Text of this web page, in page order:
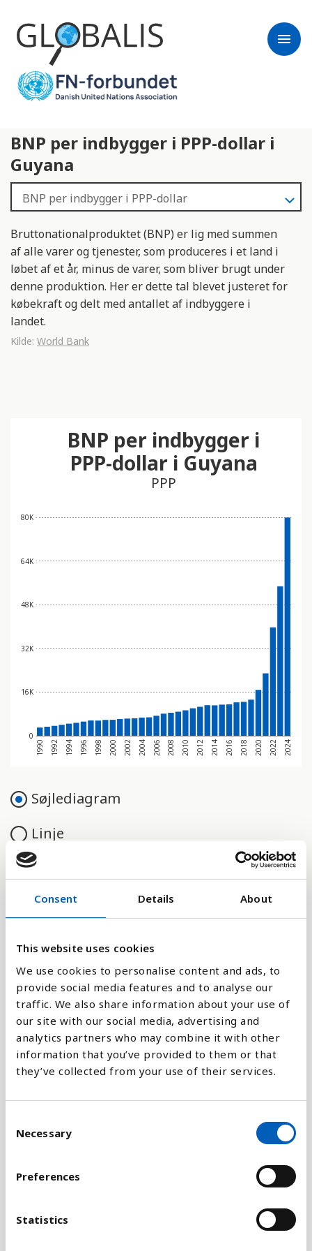
Consent Details About
This website uses cookies
We use cookies to personalise content and ads, to
provide social media features and to analyse our
traffic. We also share information about your use of
our site with our social media, advertising and
analytics partners who may combine it with other
information that you’ve provided to them or that
they’ve collected from your use of their services.
Necessary
Preferences
Statistics
menu
BNP per indbygger i PPP-dollar i
Guyana
Bruttonationalproduktet (BNP) er lig med summen
af alle varer og tjenester, som produceres i et land i
løbet af et år, minus de varer, som bliver brugt under
denne produktion. Her er dette tal blevet justeret for
købekraft og delt med antallet af indbyggere i
landet.
Kilde: World Bank
0
16K
32K
48K
64K
80K
1990 1992 1994 1996 1998 2000 2002 2004 2006 2008 2010 2012 2014 2016 2018 2020 2022 2024
BNP per indbygger i
PPP-dollar i Guyana
PPP
Søjlediagram
Linje
Flade
Sammenligne med:
Forklaring
Her er bruttonationalproduktet (BNP) per
indbygger udtrykt i såkaldte PPP-dollars. PPP står
for Purchasing Power Parities, eller
ved hjælp af PPP, tager man hensyn til prisniveauet
international dollar) har samme købekraft overfor